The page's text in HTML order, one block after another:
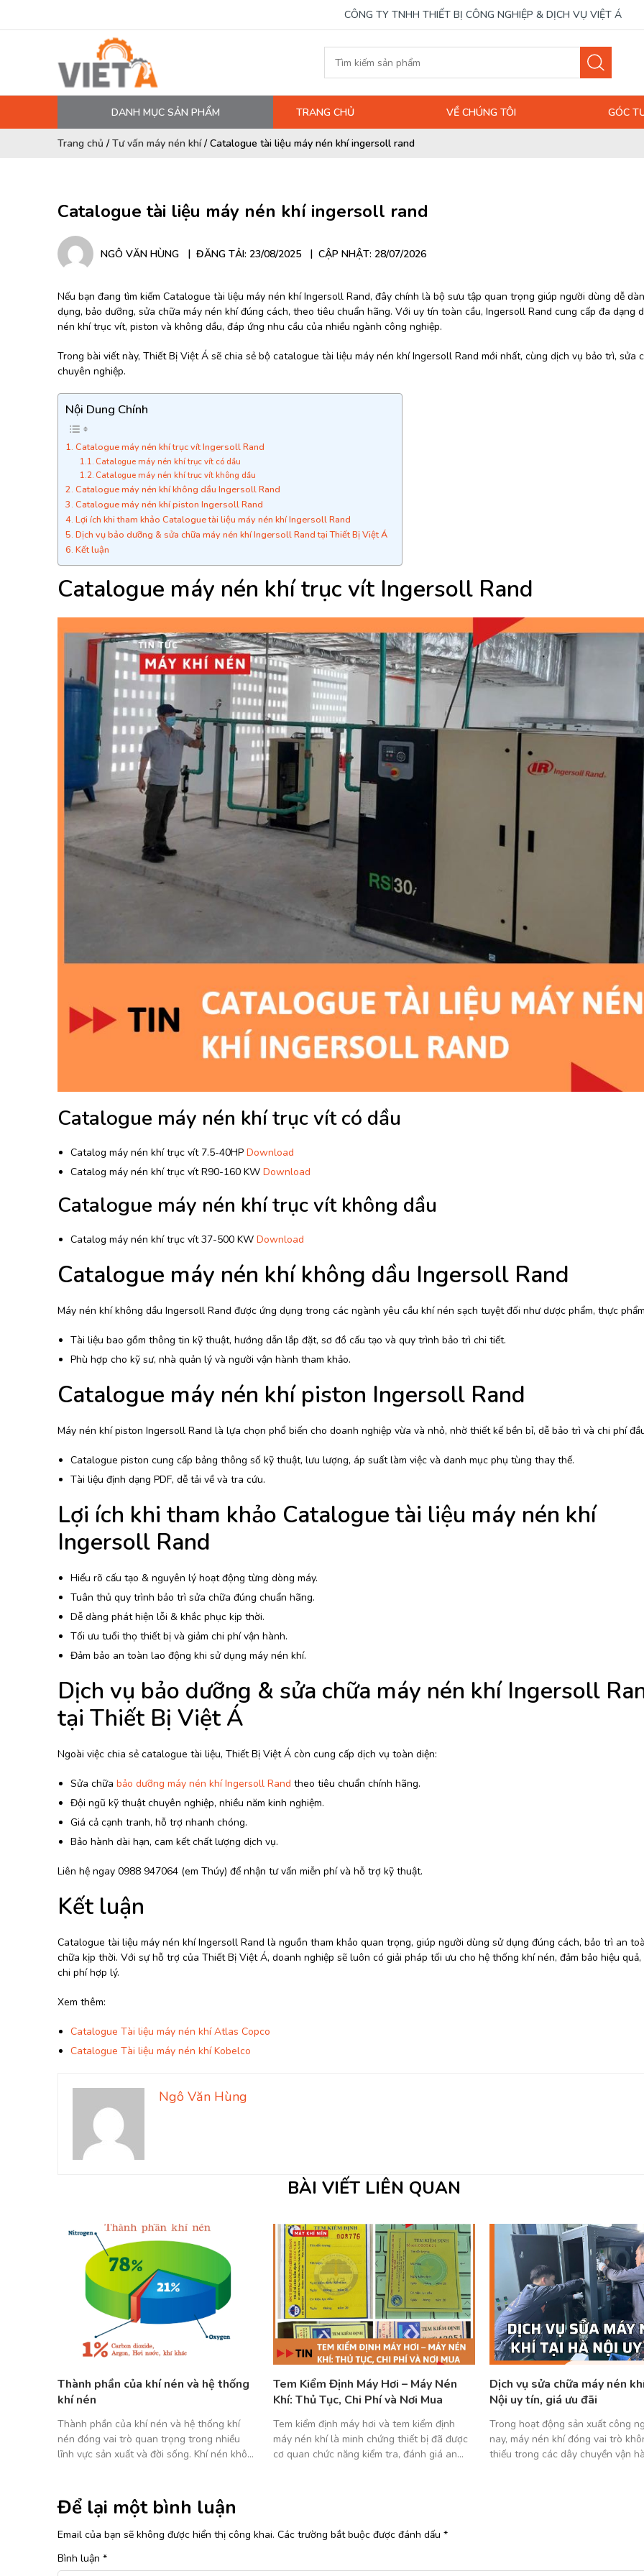
CÔNG TY TNHH THIẾT BỊ CÔNG NGHIỆP & DỊCH VỤ VIỆT Á
DANH MỤC SẢN PHẨM
MÁY NÉN KHÍ
DẦU MÁY NÉN KHÍ
DÂY HƠI, ỐNG HƠI
MÁY SẤY KHÍ
BƠM MÀNG KHÍ NÉN
BƠM HÚT CHÂN KHÔNG
BƠM ĐỊNH LƯỢNG
MÁY TẠO KHÍ NITO
TRANG CHỦ VỀ CHÚNG TÔI GÓC
Trang chủ /Tư vấn máy nén khí/Catalogue tài liệu máy nén khí ingersoll rand
Catalogue tài liệu máy nén khí ingersoll rand
NGÔ VĂN HÙNG ĐĂNG TẢI: 23/08/2025 CẬP NHẬT: 28/07/2026
Nếu bạn đang tìm kiếm Catalogue tài liệu máy nén khí Ingersoll Rand, đây chính là bộ sưu tập quan trọng giúp người dùng dễ
dụng, bảo dưỡng, sửa chữa máy nén khí đúng cách, theo tiêu chuẩn hãng. Với uy tín toàn cầu, Ingersoll Rand cung cấp đa dạng
nén khí trục vít, piston và không dầu, đáp ứng nhu cầu của nhiều ngành công nghiệp.
Trong bài viết này, Thiết Bị Việt Á sẽ chia sẻ bộ catalogue tài liệu máy nén khí Ingersoll Rand mới nhất, cùng dịch vụ bảo trì, sửa
chuyên nghiệp.
Nội Dung Chính
Catalogue máy nén khí trục vít Ingersoll Rand
Catalogue máy nén khí trục vít có dầu
Catalogue máy nén khí trục vít không dầu
Catalogue máy nén khí không dầu Ingersoll Rand
Catalogue máy nén khí piston Ingersoll Rand
Lợi ích khi tham khảo Catalogue tài liệu máy nén khí Ingersoll Rand
Dịch vụ bảo dưỡng & sửa chữa máy nén khí Ingersoll Rand tại Thiết Bị Việt Á
Kết luận
Catalogue máy nén khí trục vít Ingersoll Rand
Catalogue máy nén khí trục vít có dầu
Catalog máy nén khí trục vít 7.5-40HP Download
Catalog máy nén khí trục vít R90-160 KW Download
Catalogue máy nén khí trục vít không dầu
Catalog máy nén khí trục vít 37-500 KW Download
Catalogue máy nén khí không dầu Ingersoll Rand
Máy nén khí không dầu Ingersoll Rand được ứng dụng trong các ngành yêu cầu khí nén sạch tuyệt đối như dược phẩm, thực
Tài liệu bao gồm thông tin kỹ thuật, hướng dẫn lắp đặt, sơ đồ cấu tạo và quy trình bảo trì chi tiết.
Phù hợp cho kỹ sư, nhà quản lý và người vận hành tham khảo.
Catalogue máy nén khí piston Ingersoll Rand
Máy nén khí piston Ingersoll Rand là lựa chọn phổ biến cho doanh nghiệp vừa và nhỏ, nhờ thiết kế bền bỉ, dễ bảo trì và chi phí
Catalogue piston cung cấp bảng thông số kỹ thuật, lưu lượng, áp suất làm việc và danh mục phụ tùng thay thế.
Tài liệu định dạng PDF, dễ tải về và tra cứu.
Lợi ích khi tham khảo Catalogue tài liệu máy nén khí
Ingersoll Rand
Hiểu rõ cấu tạo & nguyên lý hoạt động từng dòng máy.
Tuân thủ quy trình bảo trì sửa chữa đúng chuẩn hãng.
Dễ dàng phát hiện lỗi & khắc phục kịp thời.
Tối ưu tuổi thọ thiết bị và giảm chi phí vận hành.
Đảm bảo an toàn lao động khi sử dụng máy nén khí.
Dịch vụ bảo dưỡng & sửa chữa máy nén khí Ingersoll
tại Thiết Bị Việt Á
Ngoài việc chia sẻ catalogue tài liệu, Thiết Bị Việt Á còn cung cấp dịch vụ toàn diện:
Sửa chữa bảo dưỡng máy nén khí Ingersoll Rand theo tiêu chuẩn chính hãng.
Đội ngũ kỹ thuật chuyên nghiệp, nhiều năm kinh nghiệm.
Giá cả cạnh tranh, hỗ trợ nhanh chóng.
Bảo hành dài hạn, cam kết chất lượng dịch vụ.
Liên hệ ngay 0988 947064 (em Thúy) để nhận tư vấn miễn phí và hỗ trợ kỹ thuật.
Kết luận
Catalogue tài liệu máy nén khí Ingersoll Rand là nguồn tham khảo quan trọng, giúp người dùng sử dụng đúng cách, bảo trì an
chữa kịp thời. Với sự hỗ trợ của Thiết Bị Việt Á, doanh nghiệp sẽ luôn có giải pháp tối ưu cho hệ thống khí nén, đảm bảo hiệu quả,
chi phí hợp lý.
Xem thêm:
Catalogue Tài liệu máy nén khí Atlas Copco
Catalogue Tài liệu máy nén khí Kobelco
Ngô Văn Hùng
BÀI VIẾT LIÊN QUAN
Thành phần của khí nén và hệ thống
khí nén
Thành phần của khí nén và hệ thống khí
nén đóng vai trò quan trọng trong nhiều
lĩnh vực sản xuất và đời sống. Khí nén không
cao. Bài viết này mình sẽ chia sẻ chi tiết […]
Tem Kiểm Định Máy Hơi – Máy Nén
Khí: Thủ Tục, Chi Phí và Nơi Mua
Tem kiểm định máy hơi và tem kiểm định
máy nén khí là minh chứng thiết bị đã được
cơ quan chức năng kiểm tra, đánh giá an
Dịch vụ sửa chữa máy nén
Nội uy tín, giá ưu đãi
Trong hoạt động sản xuất công
nay, máy nén khí đóng vai trò
thiếu trong các dây chuyền vận
Để lại một bình luận
Email của bạn sẽ không được hiển thị công khai. Các trường bắt buộc được đánh dấu *
Bình luận *